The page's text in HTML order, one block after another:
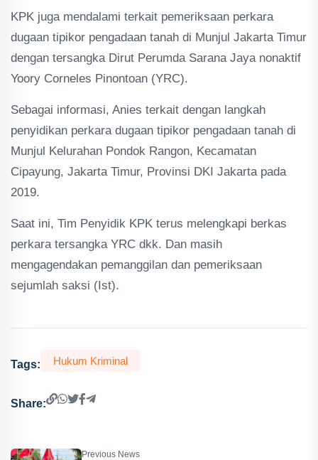
KPK juga mendalami terkait pemeriksaan perkara
dugaan tipikor pengadaan tanah di Munjul Jakarta Timur
dengan tersangka Dirut Perumda Sarana Jaya nonaktif
Yoory Corneles Pinontoan (YRC).
Sebagai informasi, Anies terkait dengan langkah
penyidikan perkara dugaan tipikor pengadaan tanah di
Munjul Kelurahan Pondok Rangon, Kecamatan
Cipayung, Jakarta Timur, Provinsi DKI Jakarta pada
2019.
Saat ini, Tim Penyidik KPK terus melengkapi berkas
perkara tersangka YRC dkk. Dan masih
mengagendakan pemanggilan dan pemeriksaan
sejumlah saksi (Ist).
Tags: Hukum Kriminal
Share:
Previous News